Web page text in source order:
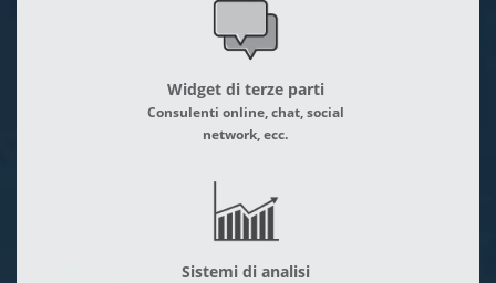
Widget di terze parti
Consulenti online, chat, social
network, ecc.
Sistemi di analisi